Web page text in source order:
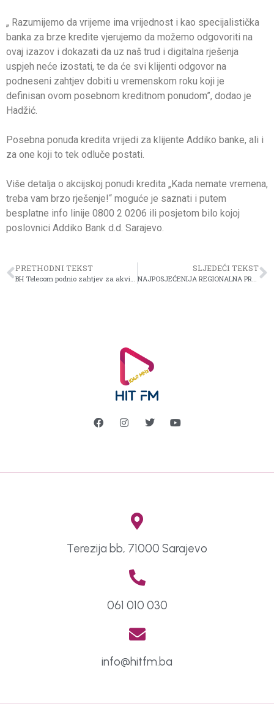
„ Razumijemo da vrijeme ima vrijednost i kao specijalistička
banka za brze kredite vjerujemo da možemo odgovoriti na
ovaj izazov i dokazati da uz naš trud i digitalna rješenja
uspjeh neće izostati, te da će svi klijenti odgovor na
podneseni zahtjev dobiti u vremenskom roku koji je
definisan ovom posebnom kreditnom ponudom”, dodao je
Hadžić.
Posebna ponuda kredita vrijedi za klijente Addiko banke, ali i
za one koji to tek odluče postati.
Više detalja o akcijskoj ponudi kredita „Kada nemate vremena,
treba vam brzo rješenje!“ moguće je saznati i putem
besplatne info linije 0800 2 0206 ili posjetom bilo kojoj
poslovnici Addiko Bank d.d. Sarajevo.
PRETHODNI TEKST
BH Telecom podnio zahtjev za akviziciju Telemacha Konkurencijskom vijeću BiH
SLJEDEĆI TEKST
NAJPOSJEĆENIJA REGIONALNA PREDSTAVA NA BH TURNEJI U FEBRUARU: “Kakva ti je žena, takav ti je život”
Terezija bb, 71000 Sarajevo
061 010 030
info@hitfm.ba